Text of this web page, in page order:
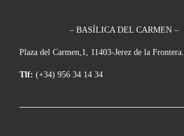
– BASÍLICA DEL CARMEN –
Plaza del Carmen,1, 11403-Jerez de la Frontera.
Tlf: (+34) 956 34 14 34